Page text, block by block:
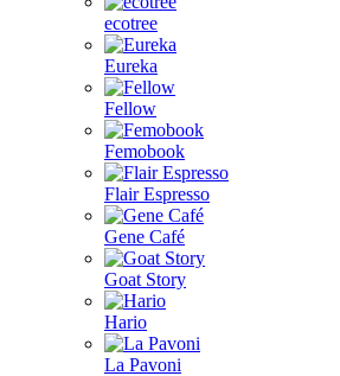
ecotree
Eureka
Fellow
Femobook
Flair Espresso
Gene Café
Goat Story
Hario
La Pavoni